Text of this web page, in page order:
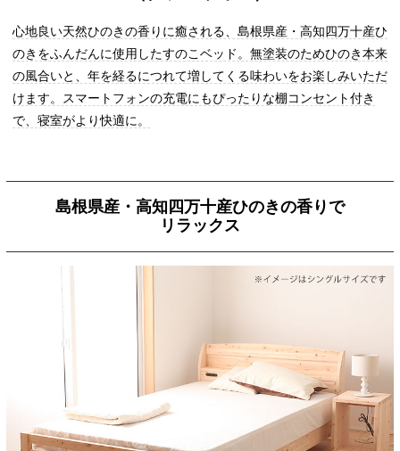
心地良い天然ひのきの香りに癒される、島根県産・高知四万十産ひ
のきをふんだんに使用したすのこベッド。無塗装のためひのき本来
の風合いと、年を経るにつれて増してくる味わいをお楽しみいただ
けます。スマートフォンの充電にもぴったりな棚コンセント付き
で、寝室がより快適に。
島根県産・高知四万十産ひのきの香りで
リラックス